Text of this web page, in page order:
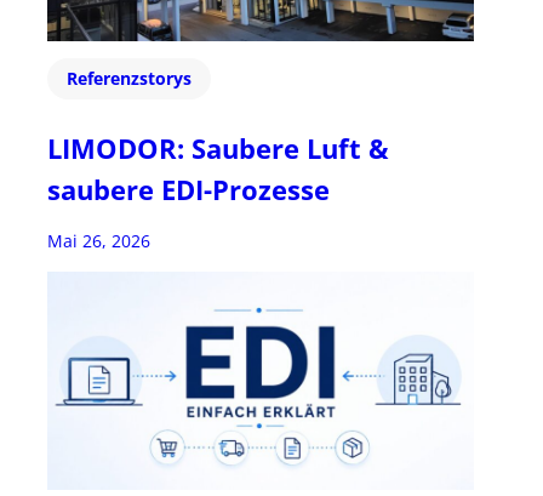
Referenzstorys
LIMODOR: Saubere Luft &
saubere EDI-Prozesse
Mai 26, 2026